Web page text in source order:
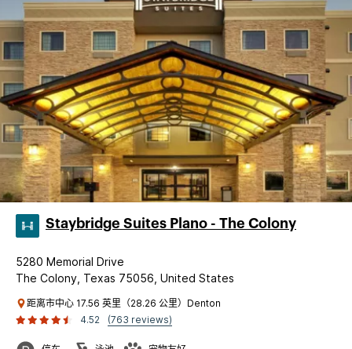
Staybridge Suites Plano - The Colony
5280 Memorial Drive
The Colony, Texas 75056, United States
距离市中心 17.56 英里（28.26 公里）Denton
4.52
(763 reviews)